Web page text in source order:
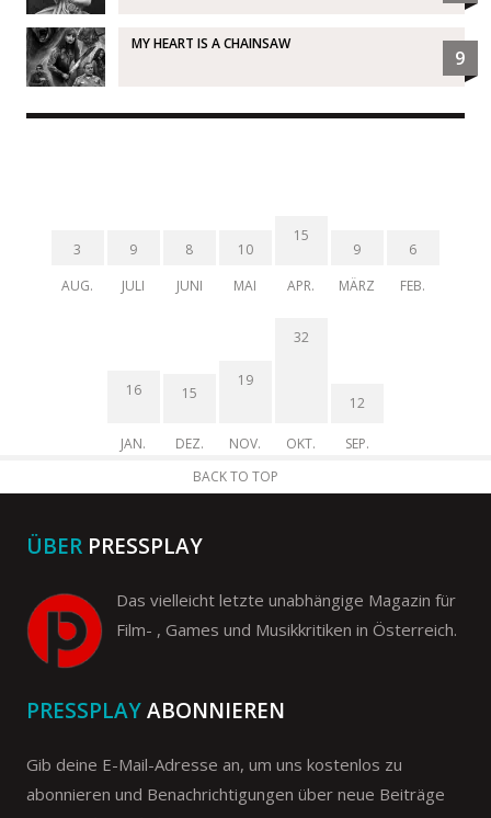
MY HEART IS A CHAINSAW
9
3
AUG.
9
JULI
8
JUNI
10
MAI
15
APR.
9
MÄRZ
6
FEB.
16
JAN.
15
DEZ.
19
NOV.
32
OKT.
12
SEP.
BACK TO TOP
ÜBER PRESSPLAY
Das vielleicht letzte unabhängige Magazin für
Film- , Games und Musikkritiken in Österreich.
PRESSPLAYABONNIEREN
Gib deine E-Mail-Adresse an, um uns kostenlos zu
abonnieren und Benachrichtigungen über neue Beiträge